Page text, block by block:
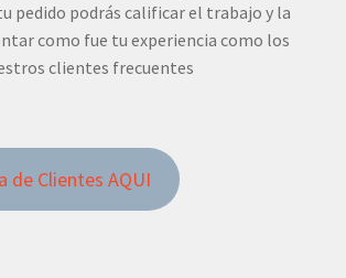
pedido podrás calificar el trabajo y la
como fue tu experiencia como los
clientes frecuentes
de Clientes AQUI